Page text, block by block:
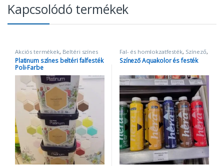
Kapcsolódó termékek
Akciós termékek, Beltéri színes
falfestékek,Fal- és
homlokzatfesték ,platinum,
platinumszínes
Platinum színes beltéri falfesték
Poli-Farbe
Fal- és homlokzatfesték, Színező,
Színezőpaszta
Színező Aquakolor és festék